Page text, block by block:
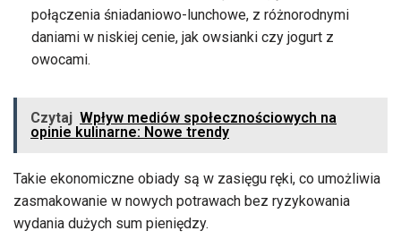
połączenia śniadaniowo-lunchowe, z różnorodnymi
daniami w niskiej cenie, jak owsianki czy jogurt z
owocami.
Czytaj Wpływ mediów społecznościowych na
opinie kulinarne: Nowe trendy
Takie ekonomiczne obiady są w zasięgu ręki, co umożliwia
zasmakowanie w nowych potrawach bez ryzykowania
wydania dużych sum pieniędzy.